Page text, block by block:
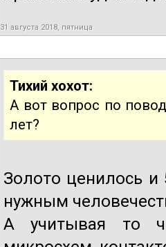
31 августа 2018, пятница
Тихий хохот:
А вот вопрос по
лет?
Золото ценилось
нужным
А учитывая то